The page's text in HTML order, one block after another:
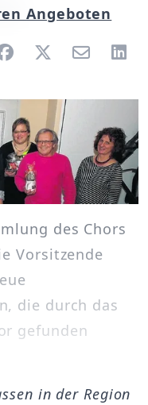
des Chors
Vorsitzende
die durch das
gefunden
Angeboten
in der Region